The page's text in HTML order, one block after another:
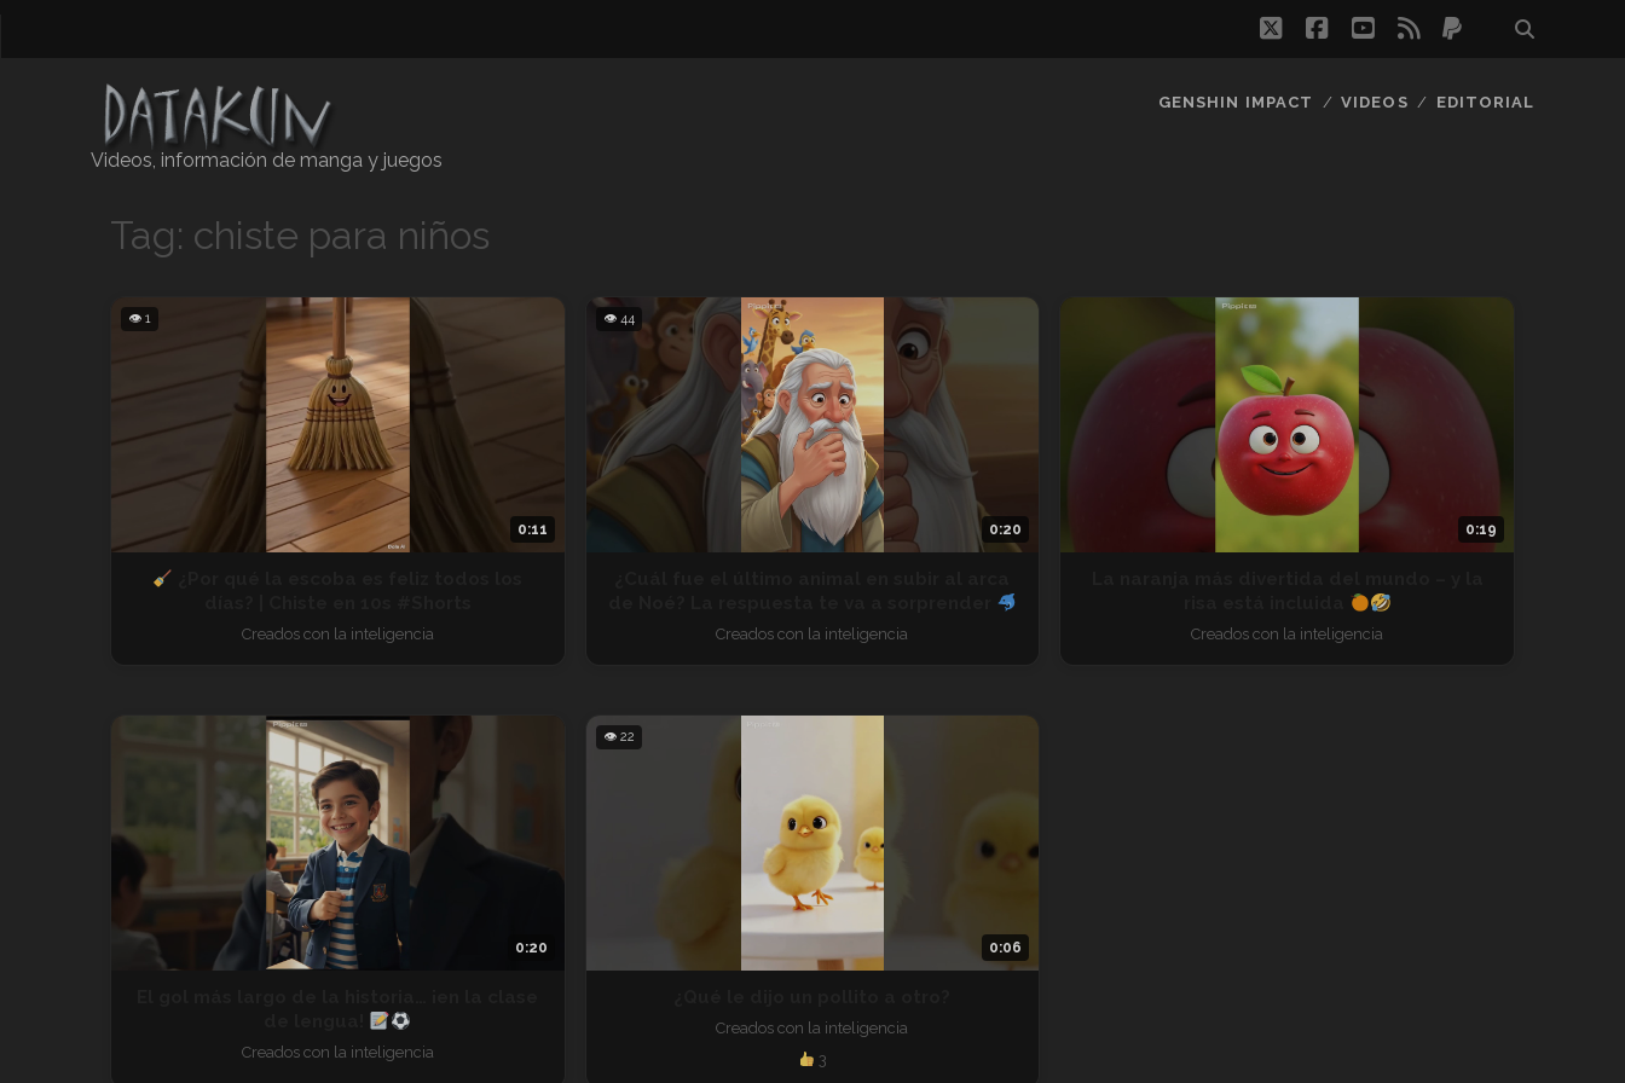
twitterfacebook
youtube
rss paypal
Videos, información de manga y juegos
GENSHIN IMPACT VIDEOS EDITORIAL
Tag: chiste para niños
0:11
👁 1
Creados con la inteligencia
0:20
👁 44
Creados con la inteligencia
0:19
Creados con la inteligencia
0:20
Creados con la inteligencia
0:06
👁 22
Creados con la inteligencia
3